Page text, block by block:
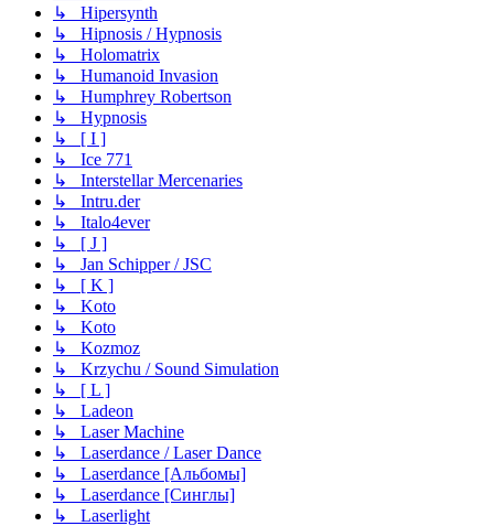
↳ Hipersynth
↳ Hipnosis / Hypnosis
↳ Holomatrix
↳ Humanoid Invasion
↳ Humphrey Robertson
↳ Hypnosis
↳ [ I ]
↳ Ice 771
↳ Interstellar Mercenaries
↳ Intru.der
↳ Italo4ever
↳ [ J ]
↳ Jan Schipper / JSC
↳ [ K ]
↳ Koto
↳ Koto
↳ Kozmoz
↳ Krzychu / Sound Simulation
↳ [ L ]
↳ Ladeon
↳ Laser Machine
↳ Laserdance / Laser Dance
↳ Laserdance [Альбомы]
↳ Laserdance [Синглы]
↳ Laserlight